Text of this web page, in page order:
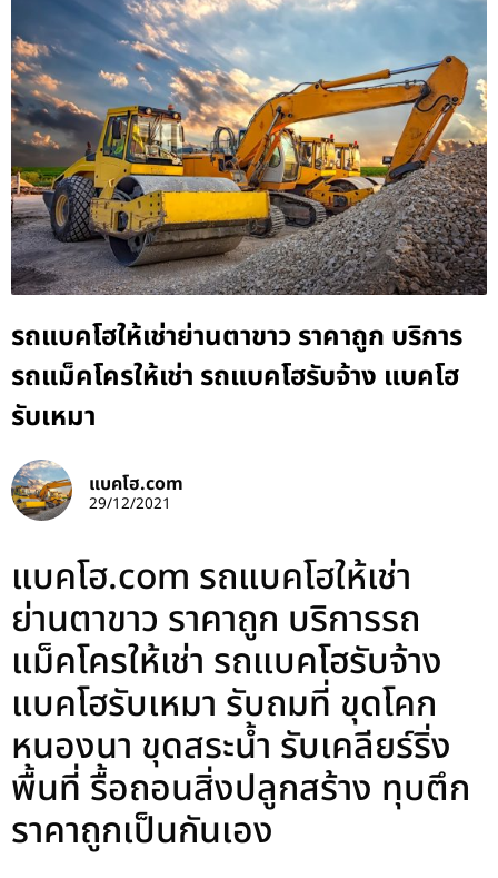
รถแบคโฮให้เช่าย่านตาขาว ราคาถูก บริการ
รถแม็คโครให้เช่า รถแบคโฮรับจ้าง แบคโฮ
รับเหมา
แบคโฮ.com
29/12/2021
แบคโฮ.com รถแบคโฮให้เช่า
ย่านตาขาว ราคาถูก บริการรถ
แม็คโครให้เช่า รถแบคโฮรับจ้าง
แบคโฮรับเหมา รับถมที่ ขุดโคก
หนองนา ขุดสระน้ำ รับเคลียร์ริ่ง
พื้นที่ รื้อถอนสิ่งปลูกสร้าง ทุบตึก
ราคาถูกเป็นกันเอง